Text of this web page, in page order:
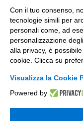
Smart Factory
Supply Chain
Soluzioni Custom
Soluzioni AI
Compliance
Con il tuo consenso,
tecnologie simili per
personali come, ad
personalizzazione
alla privacy, è
cookie. Clicca su
Visualizza la Cookie
Powered by